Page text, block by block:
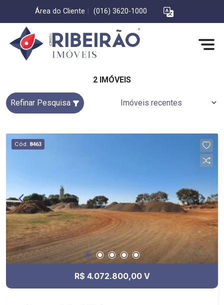
Área do Cliente (016) 3620-1000
2 IMÓVEIS
Refinar Pesquisa
Cód. 8463
R$ 4.072.800,00 V